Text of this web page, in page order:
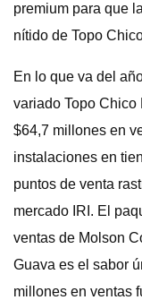
premium para que
nítido de Topo
En lo que va del
variado Topo Chico
$64,7 millones en
instalaciones en
puntos de venta
mercado IRI. El
ventas de Molson
Guava es el sabor
millones en ventas